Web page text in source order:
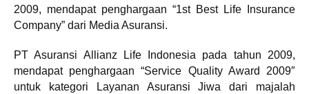
2009, mendapat penghargaan “1st Best Life Insurance
Company” dari Media Asuransi.
PT Asuransi Allianz Life Indonesia pada tahun 2009,
mendapat penghargaan “Service Quality Award 2009″
untuk kategori Layanan Asuransi Jiwa dari majalah